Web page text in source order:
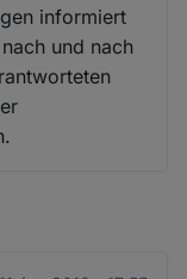
informiert
und nach